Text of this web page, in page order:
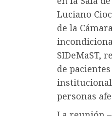
Luciano
de la
SIDeMaST,
de
personas